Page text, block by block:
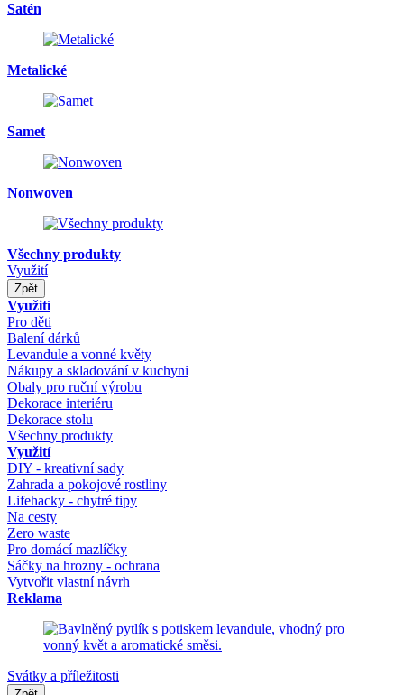
Satén
Metalické
Samet
Nonwoven
Všechny produkty
Využití
Zpět
Využití
Pro děti
Balení dárků
Levandule a vonné květy
Nákupy a skladování v kuchyni
Obaly pro ruční výrobu
Dekorace interiéru
Dekorace stolu
Všechny produkty
Využití
DIY - kreativní sady
Zahrada a pokojové rostliny
Lifehacky - chytré tipy
Na cesty
Zero waste
Pro domácí mazlíčky
Sáčky na hrozny - ochrana
Vytvořit vlastní návrh
Reklama
Svátky a příležitosti